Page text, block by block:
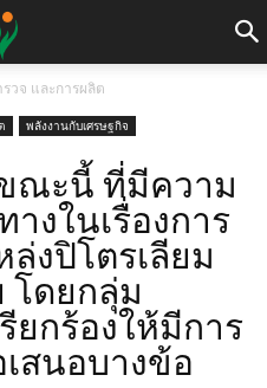
รวจ และการผลิต
พลังงานกับเศรษฐกิจ
ณะนี้ ที่มีความ
งในเรื่องการ
งปิโตรเลียม
โดยกลุ่ม
ยกร้องให้มีการ
สนอบางข้อ